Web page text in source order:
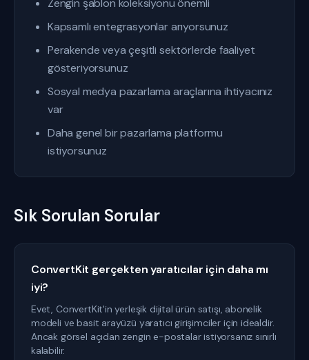
Zengin şablon koleksiyonu önemli
Kapsamlı entegrasyonlar arıyorsunuz
Perakende veya çeşitli sektörlerde faaliyet
gösteriyorsunuz
Sosyal medya pazarlama araçlarına ihtiyacınız
var
Daha genel bir pazarlama platformu
istiyorsunuz
Sık Sorulan Sorular
ConvertKit gerçekten yaratıcılar için daha mı
iyi?
Evet, ConvertKit'in yerleşik dijital ürün satışı, abonelik
modeli ve basit arayüzü yaratıcı girişimciler için idealdir.
Ancak görsel açıdan zengin e-postalar istiyorsanız sınırlı
kalabilir.